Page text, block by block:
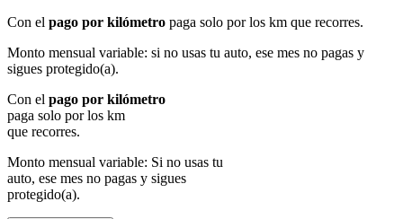
Con el pago por kilómetro paga solo por los km que recorres.
Monto mensual variable: si no usas tu auto, ese mes no pagas y
sigues protegido(a).
Con el pago por kilómetro
paga solo por los km
que recorres.
Monto mensual variable: Si no usas tu
auto, ese mes no pagas y sigues
protegido(a).